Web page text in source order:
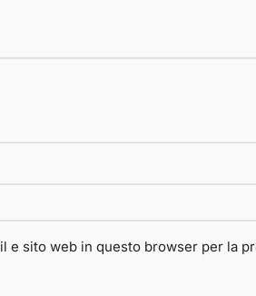
e sito web in questo browser per la